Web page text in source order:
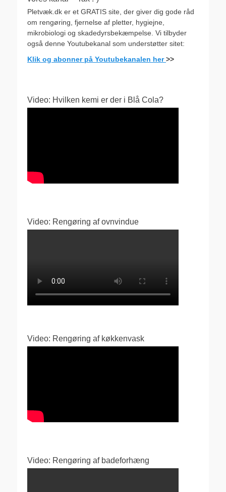
Pletvæk.dk er et GRATIS site, der giver dig gode råd
om rengøring, fjernelse af pletter, hygiejne,
mikrobiologi og skadedyrsbekæmpelse. Vi tilbyder
også denne Youtubekanal som understøtter sitet:
Klik og abonner på Youtubekanalen her>>
Video: Hvilken kemi er der i Blå Cola?
Video: Rengøring af ovnvindue
Video: Rengøring af køkkenvask
Video: Rengøring af badeforhæng